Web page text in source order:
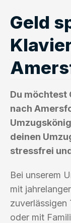
Geld
Du möchtest
nach
deinen
stressfrei
Bei unserem
mit
zuverlässigen
oder mit